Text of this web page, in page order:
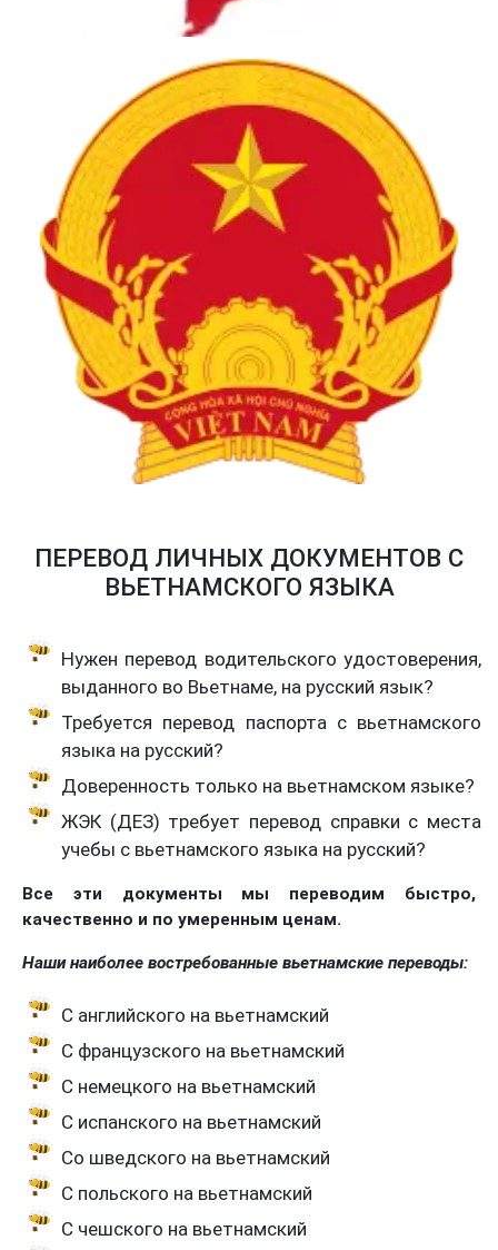
ПЕРЕВОД ЛИЧНЫХ ДОКУМЕНТОВ С
ВЬЕТНАМСКОГО ЯЗЫКА
Нужен перевод водительского удостоверения,
выданного во Вьетнаме, на русский язык?
Требуется перевод паспорта с вьетнамского
языка на русский?
Доверенность только на вьетнамском языке?
ЖЭК (ДЕЗ) требует перевод справки с места
учебы с вьетнамского языка на русский?
Все эти документы мы переводим быстро,
качественно и по умеренным ценам.
Наши наиболее востребованные вьетнамские переводы:
С английского на вьетнамский
С французского на вьетнамский
С немецкого на вьетнамский
С испанского на вьетнамский
Со шведского на вьетнамский
С польского на вьетнамский
С чешского на вьетнамский